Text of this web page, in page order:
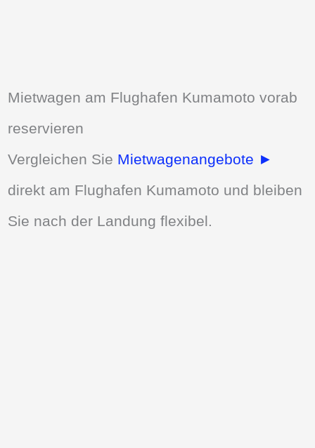
Mietwagen am Flughafen Kumamoto vorab
reservieren
Vergleichen Sie Mietwagenangebote ►
direkt am Flughafen Kumamoto und bleiben
Sie nach der Landung flexibel.